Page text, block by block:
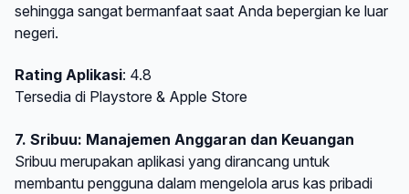
sehingga sangat bermanfaat saat Anda bepergian ke luar
negeri.
Rating Aplikasi: 4.8
Tersedia di Playstore & Apple Store
7. Sribuu: Manajemen Anggaran dan Keuangan
Sribuu merupakan aplikasi yang dirancang untuk
membantu pengguna dalam mengelola arus kas pribadi